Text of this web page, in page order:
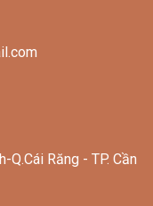
Q.Cái Răng - TP. Cần